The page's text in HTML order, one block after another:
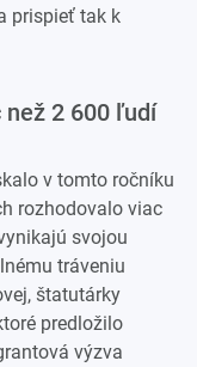
prispieť tak k
než 2 600 ľudí
v tomto ročníku
rozhodovalo viac
svojou
tráveniu
štatutárky
predložilo
výzva